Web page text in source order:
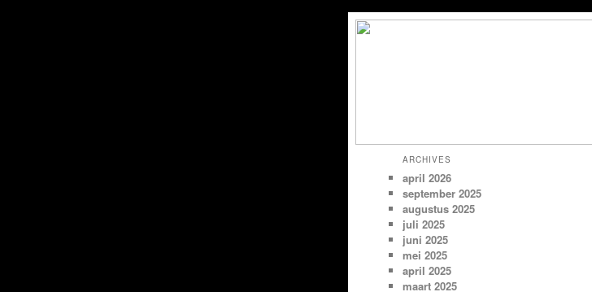
ARCHIVES
april 2026
september 2025
augustus 2025
juli 2025
juni 2025
mei 2025
april 2025
maart 2025